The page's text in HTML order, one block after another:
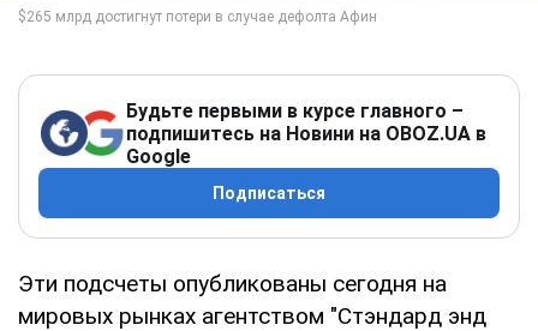
Будьте первыми в курсе главного –
подпишитесь на Новини на OBOZ.UA в
Google
Подписаться
Эти подсчеты опубликованы сегодня на
мировых рынках агентством "Стэндард энд